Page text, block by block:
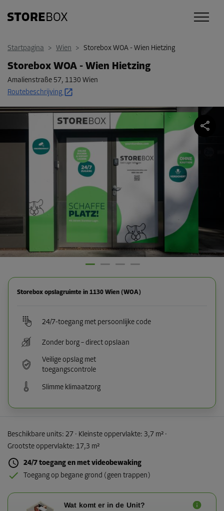
Startpagina > Wien > Storebox WOA - Wien Hietzing
Storebox WOA - Wien Hietzing
Amalienstraße 57, 1130 Wien
Routebeschrijving
Storebox opslagruimte in 1130 Wien (WOA)
24/7-toegang met persoonlijke code
Zonder borg – direct opslaan
Veilige opslag met
toegangscontrole
Slimme klimaatzorg
Beschikbare units: 27 · Kleinste oppervlakte: 3,7 m² ·
Grootste oppervlakte: 17,3 m²
24/7 toegang en met videobewaking
Toegang op begane grond (geen trappen)
Wat komt er in de Unit?